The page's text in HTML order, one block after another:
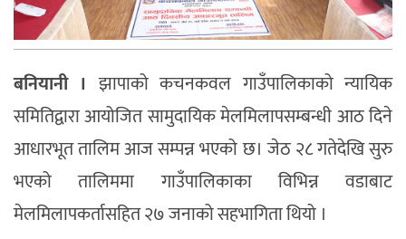
बनियानी । झापाको कचनकवल गाउँपालिकाको न्यायिक
समितिद्वारा आयोजित सामुदायिक मेलमिलापसम्बन्धी आठ दिने
आधारभूत तालिम आज सम्पन्न भएको छ। जेठ २८ गतेदेखि सुरु
भएको तालिममा गाउँपालिकाका विभिन्न वडाबाट
मेलमिलापकर्तासहित २७ जनाको सहभागिता थियो ।